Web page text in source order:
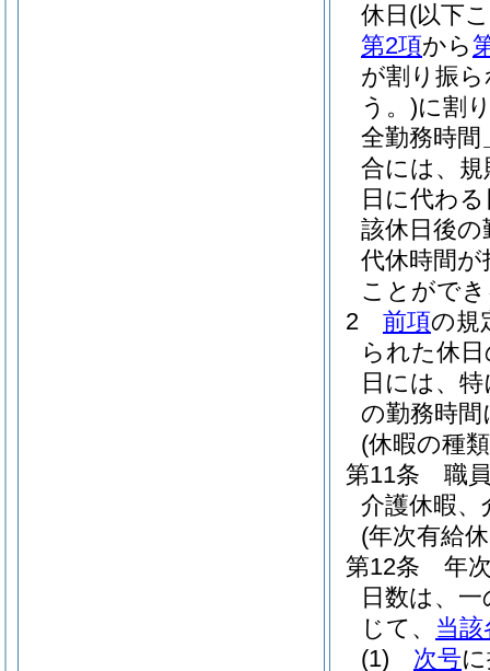
休日 (以下
第2項から
が割り振
う。)に割
全勤務時
合には、
日に代わる
該休日後の
代休時間
ことがで
2
前項の規
られた休
日には、
の勤務時
(休暇の種
第11条
職
介護休暇、
(年次有給
第12条
年
日数は、
じて、 当
(1)
次号